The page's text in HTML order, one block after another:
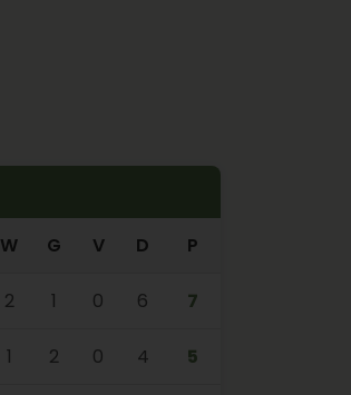
W G V D P
2 1 0 6 7
1 2 0 4 5